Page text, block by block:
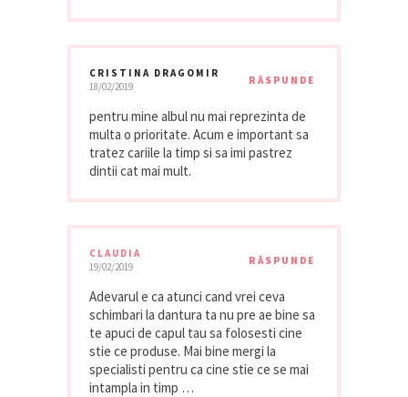
CRISTINA DRAGOMIR
18/02/2019
RĂSPUNDE
pentru mine albul nu mai reprezinta de
multa o prioritate. Acum e important sa
tratez cariile la timp si sa imi pastrez
dintii cat mai mult.
CLAUDIA
19/02/2019
RĂSPUNDE
Adevarul e ca atunci cand vrei ceva
schimbari la dantura ta nu pre ae bine sa
te apuci de capul tau sa folosesti cine
stie ce produse. Mai bine mergi la
specialisti pentru ca cine stie ce se mai
intampla in timp …